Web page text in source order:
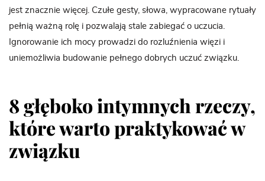
jest znacznie więcej. Czułe gesty, słowa, wypracowane rytuały
pełnią ważną rolę i pozwalają stale zabiegać o uczucia.
Ignorowanie ich mocy prowadzi do rozluźnienia więzi i
uniemożliwia budowanie pełnego dobrych uczuć związku.
8 głęboko intymnych rzeczy,
które warto praktykować w
związku